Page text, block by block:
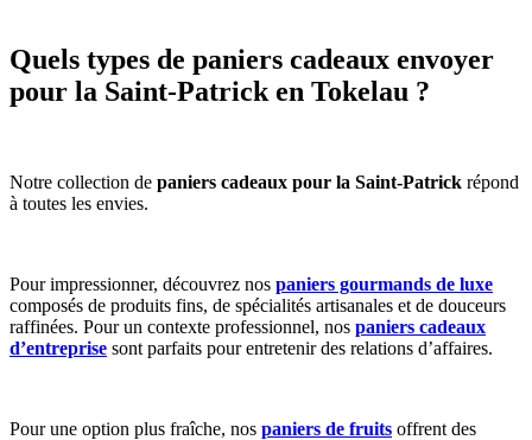
Quels types de paniers cadeaux envoyer
pour la Saint-Patrick en Tokelau ?
Notre collection de paniers cadeaux pour la Saint-Patrick répond
à toutes les envies.
Pour impressionner, découvrez nos paniers gourmands de luxe
composés de produits fins, de spécialités artisanales et de douceurs
raffinées. Pour un contexte professionnel, nos paniers cadeaux
d’entreprise sont parfaits pour entretenir des relations d’affaires.
Pour une option plus fraîche, nos paniers de fruits offrent des